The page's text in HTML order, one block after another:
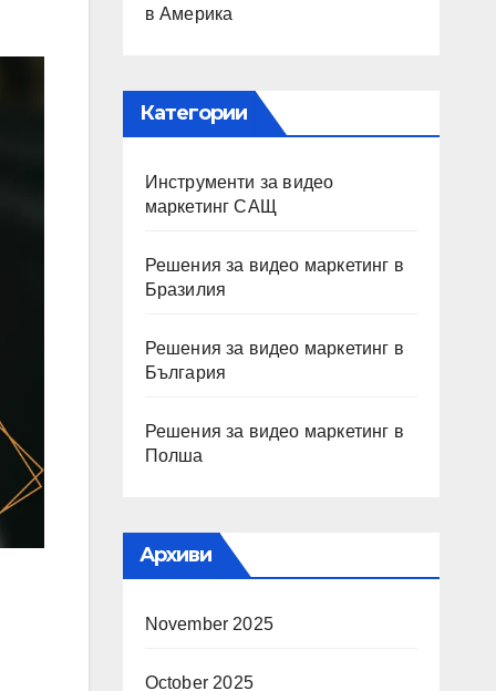
в Америка
Категории
Инструменти за видео
маркетинг САЩ
Решения за видео маркетинг в
Бразилия
Решения за видео маркетинг в
България
Решения за видео маркетинг в
Полша
Архиви
November 2025
October 2025